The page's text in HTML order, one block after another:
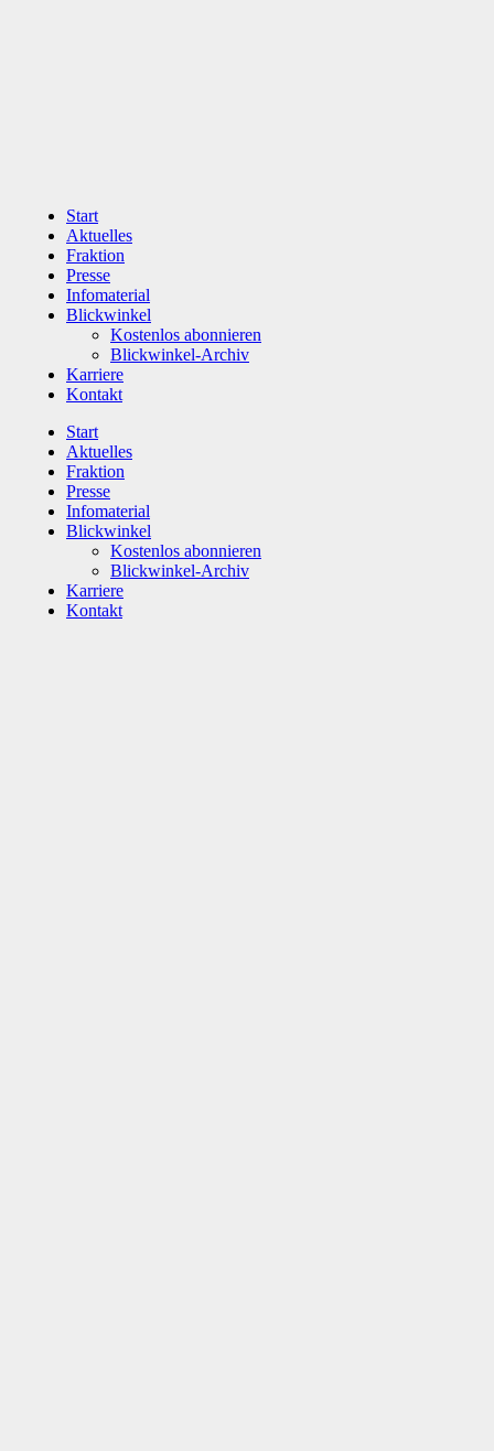
Start
Aktuelles
Fraktion
Presse
Infomaterial
Blickwinkel
Kostenlos abonnieren
Blickwinkel-Archiv
Karriere
Kontakt
Start
Aktuelles
Fraktion
Presse
Infomaterial
Blickwinkel
Kostenlos abonnieren
Blickwinkel-Archiv
Karriere
Kontakt